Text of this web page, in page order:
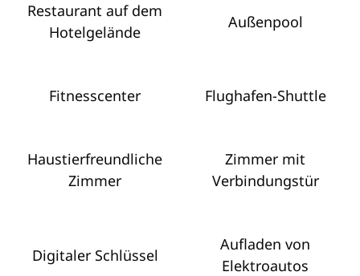
Restaurant auf dem
Hotelgelände
Außenpool
Fitnesscenter Flughafen-Shuttle
Haustier­freundliche
Zimmer
Zimmer mit
Verbindungstür
Digitaler Schlüssel
Aufladen von
Elektroautos